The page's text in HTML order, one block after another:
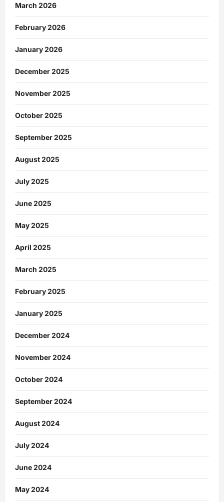
March 2026
February 2026
January 2026
December 2025
November 2025
October 2025
September 2025
August 2025
July 2025
June 2025
May 2025
April 2025
March 2025
February 2025
January 2025
December 2024
November 2024
October 2024
September 2024
August 2024
July 2024
June 2024
May 2024